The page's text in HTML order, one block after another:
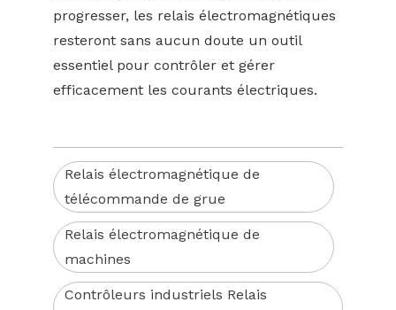
progresser, les relais électromagnétiques
resteront sans aucun doute un outil
essentiel pour contrôler et gérer
efficacement les courants électriques.
Relais électromagnétique de
télécommande de grue
Relais électromagnétique de
machines
Contrôleurs industriels Relais